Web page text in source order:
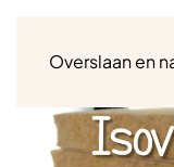
Overslaan en